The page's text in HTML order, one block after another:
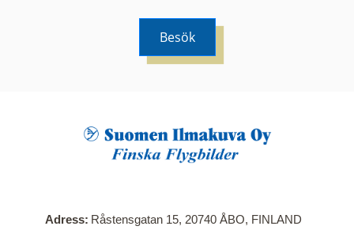
När du klickar på en serie så öppnas en ny flik.
Här visas en karta över bilder med kända
Besök
Adress Råstensgatan 15, 20740 ÅBO, FINLAND